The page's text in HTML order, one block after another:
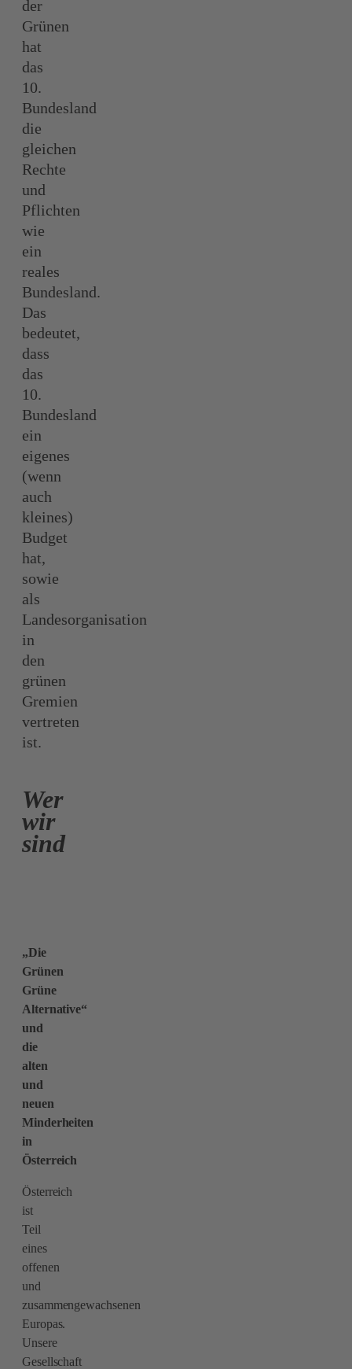
der
Grünen
hat
das
10.
Bundesland
die
gleichen
Rechte
und
Pflichten
wie
ein
reales
Bundesland.
Das
bedeutet,
dass
das
10.
Bundesland
ein
eigenes
(wenn
auch
kleines)
Budget
hat,
sowie
als
Landesorganisation
in
den
grünen
Gremien
vertreten
ist.
Wer
wir
sind
„Die
Grünen
Grüne
Alternative“
und
die
alten
und
neuen
Minderheiten
in
Österreich
Österreich
ist
Teil
eines
offenen
und
zusammengewachsenen
Europas.
Unsere
Gesellschaft